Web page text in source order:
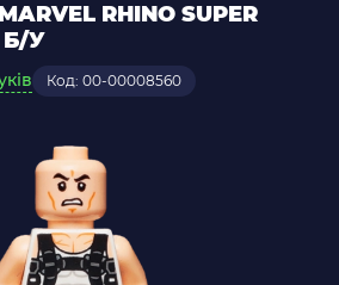
RHINO SUPER
Б/У
Код: 00-00008560